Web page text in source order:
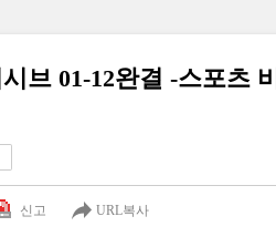
브 01-12완결 -스포츠
신고 URL복사